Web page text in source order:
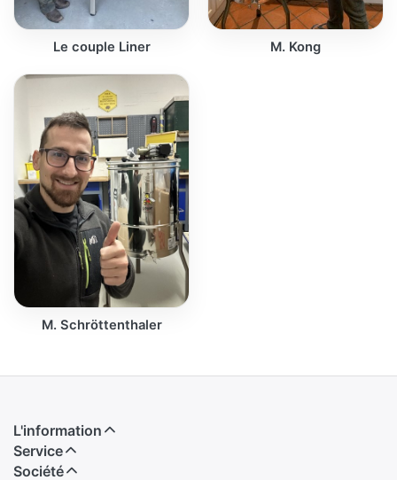
Le couple Liner M. Kong
M. Schröttenthaler
L'information
Service
Société